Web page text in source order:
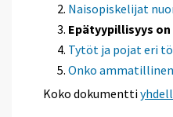
Naisopiskelijat
Epätyypillisyys
Tytöt ja pojat eri
Onko
Koko dokumentti